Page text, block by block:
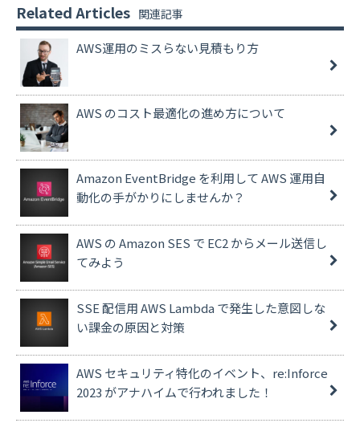
Related Articles
AWS運用のミスらない見積もり方
AWS のコスト最適化の進め方について
Amazon EventBridge を利用して AWS 運用自
動化の手がかりにしませんか？
AWS の Amazon SES で EC2 からメール送信し
てみよう
SSE 配信用 AWS Lambda で発生した意図しな
い課金の原因と対策
AWS セキュリティ特化のイベント、re:Inforce
2023 がアナハイムで行われました！